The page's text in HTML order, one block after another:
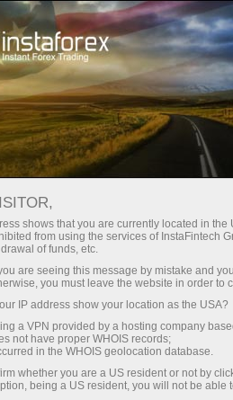
Para operadores
EURUSD.fx
1.15229 (%) 06 Aug 2026
Comprar
1.15229
shows that you are currently located in
from using the services of InstaFintech
of funds, etc.
are seeing this message by mistake and
you must leave the website in order to
IP address show your location as the USA?
a VPN provided by a hosting company
not have proper WHOIS records;
in the WHOIS geolocation database.
whether you are a US resident or not by
being a US resident, you will not be able